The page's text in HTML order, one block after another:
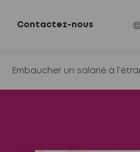
Contactez-nous
Embaucher un salarié à